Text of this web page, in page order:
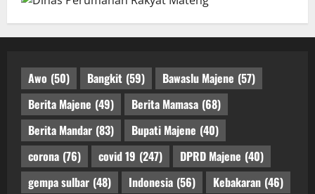
Awo (50) Bangkit (59) Bawaslu Majene (57)
Berita Majene (49) Berita Mamasa (68)
Berita Mandar (83) Bupati Majene (40)
corona (76) covid 19 (247) DPRD Majene (40)
gempa sulbar (48) Indonesia (56) Kebakaran (46)